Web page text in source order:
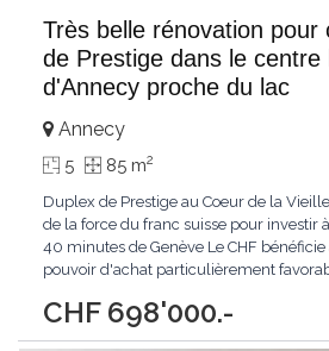
Très belle rénovation pour
de Prestige dans le centre
d'Annecy proche du lac
CHF 698'000.-
Annecy
5 85 m2
Duplex de Prestige au Coeur de la
de la force du franc suisse pour investir
40 minutes de Genève Le CHF
pouvoir d'achat particulièrement
exceptionnelle d'investir dans l'un des
plus recherchés...